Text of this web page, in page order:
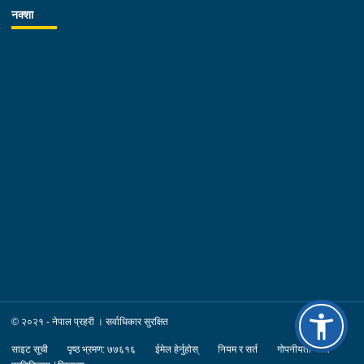
व्यवस्थित र प्रभावकारीरुपमा कार्यान्वयन गर्न निर्देशन दिनु भएको छ ।
नक्शा
© २०२१ - नेपाल प्रहरी । सर्वाधिकार सुरक्षित
साइट सूची पृष्ठ भ्रमण: ७७६१६ ईमेल हेर्नुहोस् नियम र सर्त
गोपनीयता नीति